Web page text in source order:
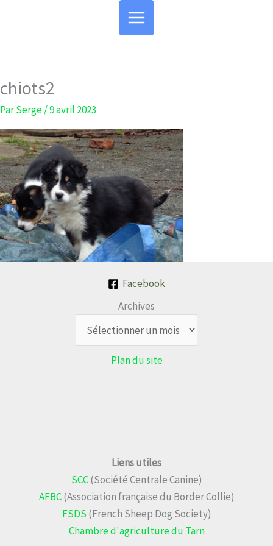
chiots2
ParSerge/9 avril 2023
Facebook
Archives
Plan du site
Liens utiles
SCC(Société Centrale Canine)
AFBC(Association française du Border Collie)
FSDS (French Sheep Dog Society)
Chambre d'agriculture du Tarn